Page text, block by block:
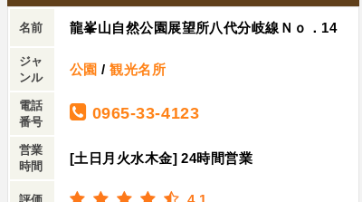
名前 龍峯山自然公園展望所八代分岐線Ｎｏ．14
ジャ
ンル
公園 /観光名所
電話
番号
0965-33-4123
営業
時間
[土日月火水木金] 24時間営業